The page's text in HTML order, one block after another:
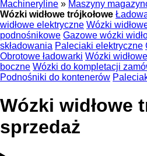
Machineryline » Maszyny
Wózki widłowe trójkołowe
widłowe elektryczne Wózki
podnośnikowe Gazowe wózki
składowania Paleciaki elektryczne
Obrotowe ładowarki Wózki
boczne Wózki do kompletacji
Podnośniki do kontenerów
Wózki widłowe
sprzedaż